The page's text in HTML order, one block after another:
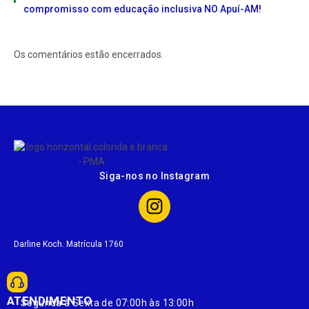
compromisso com educação inclusiva NO Apuí-AM!
Os comentários estão encerrados.
Siga-nos no Instagram
Darline Koch. Matrícula 1760
ATENDIMENTO
Segunda à Sexta de 07:00h às 13:00h